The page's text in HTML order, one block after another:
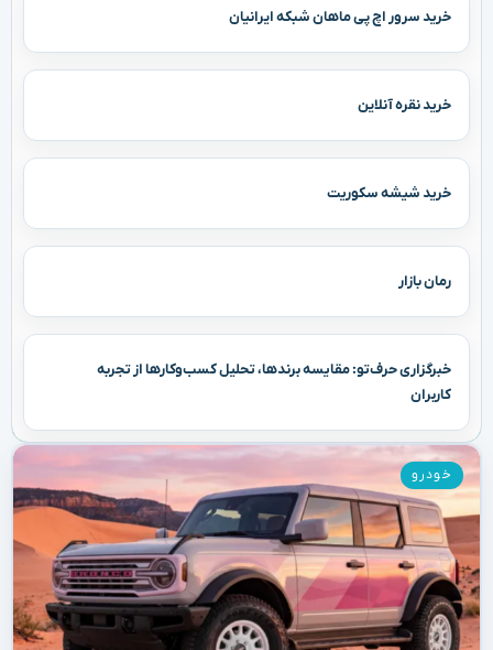
خرید سرور اچ پی ماهان شبکه ایرانیان
خرید نقره آنلاین
خرید شیشه سکوریت
رمان بازار
خبرگزاری حرف‌تو: مقایسه برندها، تحلیل کسب‌وکارها از تجربه
کاربران
خودرو